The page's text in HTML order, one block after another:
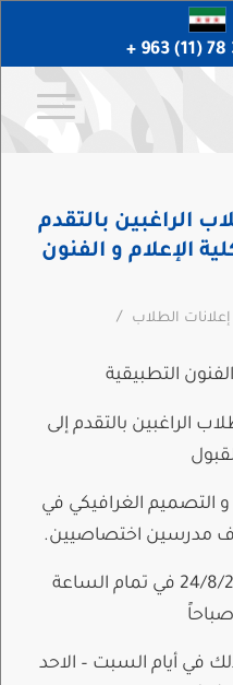
الراغبين بالتقدم
الإعلام و الفنون
إعلانات الطلاب /
التطبيقية
الراغبين بالتقدم إلى
التصميم الغرافيكي في
مدرسين اختصاصيين.
تبدأ الدورة يوم السبت 24/8/2019 في تمام الساعة
في أيام السبت – الاحد